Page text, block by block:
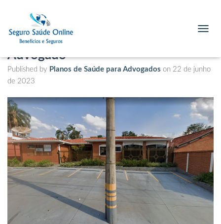
L
A
V
I
G
A
I
O
N
CAASP de Araraquara, Telefone,
Endereço e Serviços para o
Advogado
Published by Planos de Saúde para Advogados on 22 de junho
de 2023